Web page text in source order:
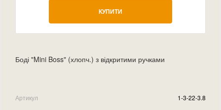
КУПИТИ
Боді "Mini Boss" (хлопч.) з відкритими ручками
Артикул 1-3-22-3.8